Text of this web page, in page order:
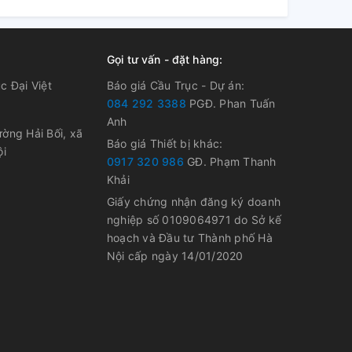
Đại Việt
Hải Bối, xã
Gọi tư vấn - đặt hàng:
Báo giá Cầu Trục - Dự án:
084 292 3388 PGĐ. Phan Tuấn
Anh
Báo giá Thiết bị khác:
0917 320 986 GĐ. Phạm Thanh
Khải
Giấy chứng nhận đăng ký doanh
nghiệp số 0109064971 do Sở kế
hoạch và Đầu tư Thành phố Hà
Nội cấp ngày 14/01/2020